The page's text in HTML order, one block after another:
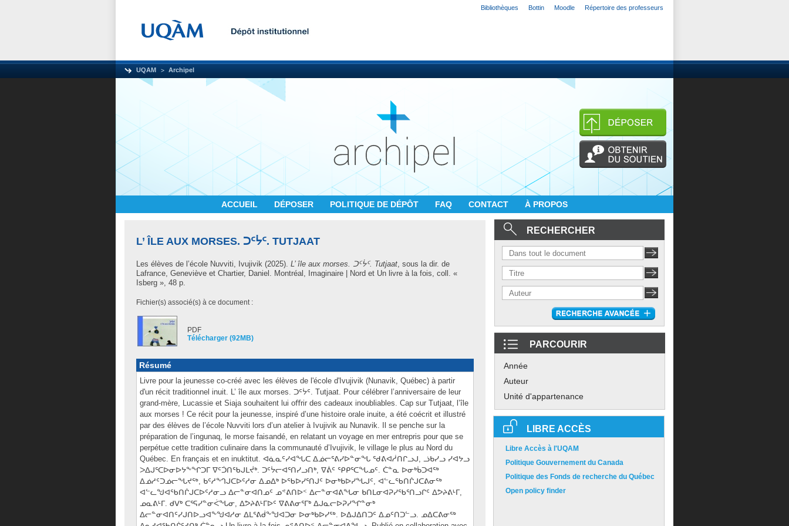
Bibliothèques Bottin Moodle Répertoire des professeurs
UQAM Archipel
ACCUEIL DÉPOSER POLITIQUE DE DÉPÔT FAQ CONTACT À PROPOS
L’ ÎLE AUX MORSES. ᑐᑦᔮᑦ. TUTJAAT
Les élèves de l’école Nuvviti, Ivujivik (2025). L’ île aux morses. ᑐᑦᔮᑦ. Tutjaat, sous la dir. de
Lafrance, Geneviève et Chartier, Daniel . Montréal, Imaginaire | Nord et Un livre à la fois, coll. «
Isberg », 48 p.
Fichier(s) associé(s) à ce document :
PDF
Télécharger (92MB)
Résumé
Livre pour la jeunesse co-créé avec les élèves de l'école d'Ivujivik (Nunavik, Québec) à partir
d'un récit traditionnel inuit. L’ île aux morses. ᑐᑦᔮᑦ. Tutjaat. Pour célébrer l’anniversaire de leur
grand-mère, Lucassie et Siaja souhaitent lui oﬀrir des cadeaux inoubliables. Cap sur Tutjaat, l’île
aux morses ! Ce récit pour la jeunesse, inspiré d’une histoire orale inuite, a été coécrit et illustré
par des élèves de l’école Nuvviti lors d’un atelier à Ivujivik au Nunavik. Il se penche sur la
préparation de l’ingunaq, le morse faisandé, en relatant un voyage en mer entrepris pour que se
perpétue cette tradition culinaire dans la communauté d’Ivujivik, le village le plus au Nord du
Québec. En français et en inuktitut. ᐊᓈᓇᑦᓯᐊᖓᑕ ᐃᓅᓕᕐᕕᓯᐅᓐᓂᖓ ᖁᕕᐊᓲᑎᒋᓗᒍ, ᓘᑲᓯᓗ ᓯᐊᔭᓗ
ᐳᐃᒍᕐᑕᐅᓂᐅᔭᖕᖏᑐᒥ ᐁᑦᑑᑎᖃᒍᒪᔫᒃ. ᑐᑦᔮᓕᐊᕐᑎᓯᓗᑎᒃ, ᐁᕖᑦ ᕿᑭᕐᑕᖓᓄᑦ. ᑖᓐᓇ ᐅᓂᒃᑳᑐᐊᖅ
ᐃᓅᓱᑦᑐᓅᓕᖓᔪᖅ, ᑲᑦᓱᙰᒍᑕᐅᑦᓱᓂ ᐃᓄᐃᒃ ᐅᖃᐅᓯᕐᑎᒍᑦ ᐅᓂᒃᑲᐅᓯᖓᒍᑦ, ᐊᓪᓚᖃᑎᒌᒍᑕᕕᓂᖅ
ᐊᓪᓚᖑᐊᖃᑎᒌᒍᑕᐅᑦᓱᓂᓗ ᐃᓕᓐᓂᐊᑎᓄᑦ ᓄᕝᕕᑎᐅᑉ ᐃᓕᓐᓂᐊᕕᖓᓂ ᑲᑎᒪᓂᐊᕈᓯᖃᕐᑎᓗᒋᑦ ᐃᕗᔨᕕᒻᒥ,
ᓄᓇᕕᒻᒥ. ᑯᐯᒃ ᑕᕐᕋᓯᓐᓂᐹᖓᓂ, ᐃᕗᔨᕕᒻᒥᐅᑦ ᐁᕕᕕᓂᕐᒥᒃ ᐃᒍᓇᓕᐅᕈᓯᖏᓐᓂᒃ
ᐃᓕᓐᓂᐊᑎᑦᓯᒍᑎᐅᓗᐊᖕᖑᐊᓱᓂ ᐃᒪᕐᕕᑰᖕᖑᐊᑐᓂ ᐅᓂᒃᑲᐅᓯᖅ. ᐅᐃᒍᐃᑎᑐᑦ ᐃᓄᑦᑎᑐᓪᓗ. ᓄᐃᑕᕕᓂᖅ
RECHERCHER
PARCOURIR
Année
Auteur
Unité d'appartenance
LIBRE ACCÈS
Libre Accès à l'UQAM
Politique Gouvernement du Canada
Politique des Fonds de recherche du Québec
Open policy finder